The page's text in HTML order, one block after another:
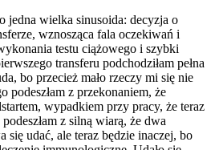
jedna wielka sinusoida: decyzja o
wznosząca fala oczekiwań i
testu ciążowego i szybki
transferu podchodziłam pełna
bo przecież mało rzeczy mi się nie
podeszłam z przekonaniem, że
wypadkiem przy pracy, że teraz
podeszłam z silną wiarą, że dwa
się udać, ale teraz będzie inaczej, bo